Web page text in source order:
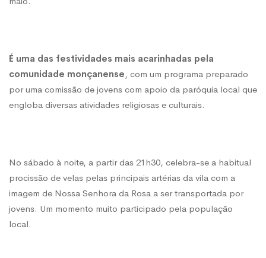
fim-
de-
semana
É uma das festividades mais acarinhadas pela
comunidade monçanense, com um programa preparado
por uma comissão de jovens com apoio da paróquia local que
engloba diversas atividades religiosas e culturais.
No sábado à noite, a partir das 21h30, celebra-se a habitual
procissão de velas pelas principais artérias da vila com a
imagem de Nossa Senhora da Rosa a ser transportada por
jovens. Um momento muito participado pela população
local.